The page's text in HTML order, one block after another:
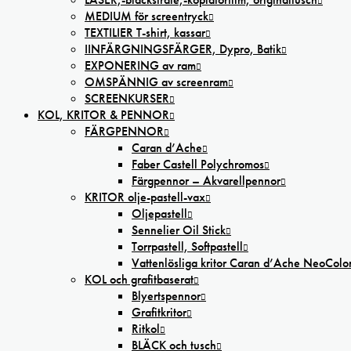
MEDIUM för screentryck
TEXTILIER T-shirt, kassar
IINFÄRGNINGSFÄRGER, Dypro, Batik
EXPONERING av ram
OMSPÄNNIG av screenram
SCREENKURSER
KOL, KRITOR & PENNOR
FÄRGPENNOR
Caran d’Ache
Faber Castell Polychromos
Färgpennor – Akvarellpennor
KRITOR olje-pastell-vax
Oljepastell
Sennelier Oil Stick
Torrpastell, Softpastell
Vattenlösliga kritor Caran d’Ache
KOL och grafitbaserat
Blyertspennor
Grafitkritor
Ritkol
BLÄCK och tusch